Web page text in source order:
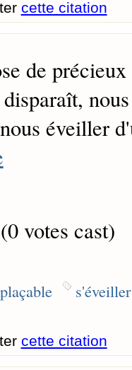
cette citation
de précieux
éveiller
votes cast)
cette citation